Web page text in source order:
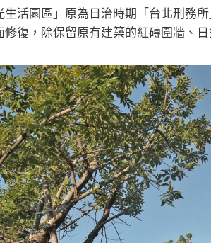
活園區」原為日治時期「台北刑務
復，除保留原有建築的紅磚圍牆、